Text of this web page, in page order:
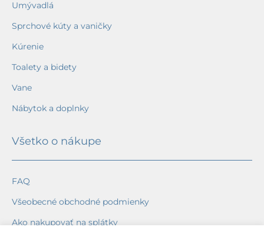
Umývadlá
Sprchové kúty a vaničky
Kúrenie
Toalety a bidety
Vane
Nábytok a doplnky
Všetko o nákupe
FAQ
Všeobecné obchodné podmienky
Ako nakupovať na splátky